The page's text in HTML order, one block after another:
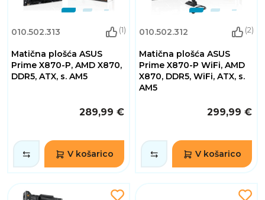
010.502.313 (1)
Matična plošća ASUS
Prime X870-P, AMD X870,
DDR5, ATX, s. AM5
289,99 €
V košarico
010.502.312 (2)
Matična plošća ASUS
Prime X870-P WiFi, AMD
X870, DDR5, WiFi, ATX, s.
AM5
299,99 €
V košarico